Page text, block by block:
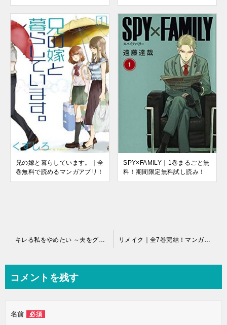
兄の嫁と暮らしています。｜全
巻無料で読めるマンガアプリ！
SPY×FAMILY｜1巻まるごと無
料！期間限定無料試し読み！
ビ
ー
コメントを残す
名前 必須